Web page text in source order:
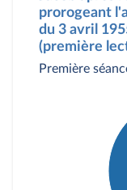
prorogeant
du 3 avril
(première
Première